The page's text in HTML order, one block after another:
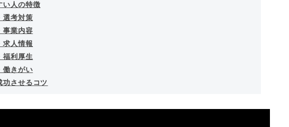
い人の特徴
選考対策
事業内容
求人情報
福利厚生
働きがい
功させるコツ